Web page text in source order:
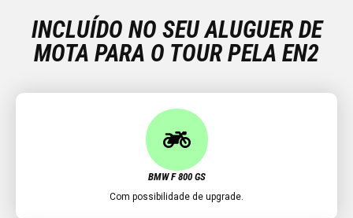
INCLUÍDO NO SEU ALUGUER DE
MOTA PARA O TOUR PELA EN2
BMW F 800 GS
Com possibilidade de upgrade.